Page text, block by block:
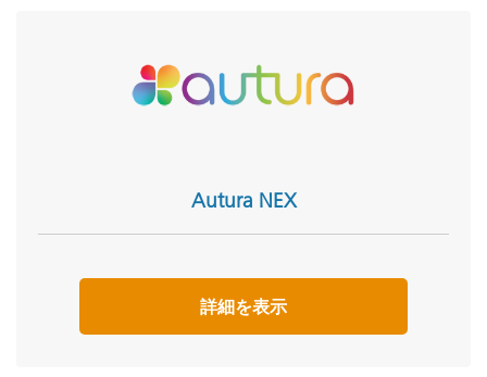
Autura NEX
詳細を表示